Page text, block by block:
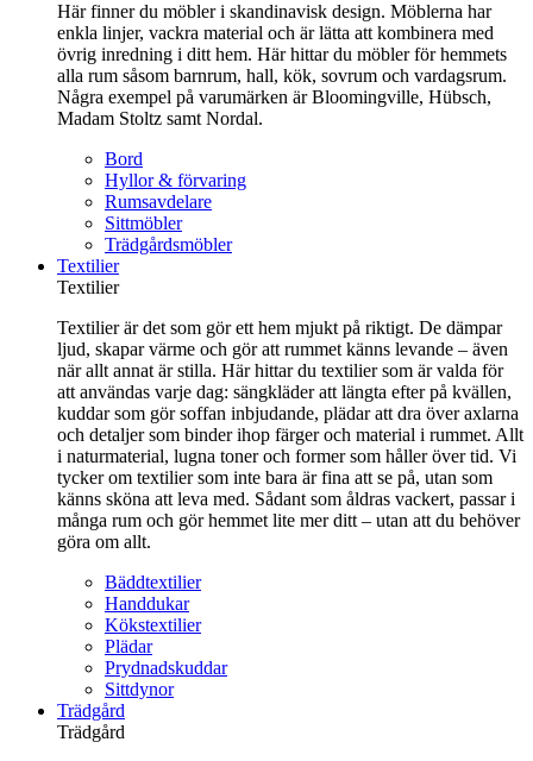
Här finner du möbler i skandinavisk design. Möblerna har
enkla linjer, vackra material och är lätta att kombinera med
övrig inredning i ditt hem. Här hittar du möbler för hemmets
alla rum såsom barnrum, hall, kök, sovrum och vardagsrum.
Några exempel på varumärken är Bloomingville, Hübsch,
Madam Stoltz samt Nordal.
Bord
Hyllor & förvaring
Rumsavdelare
Sittmöbler
Trädgårdsmöbler
Textilier
Textilier
Textilier är det som gör ett hem mjukt på riktigt. De dämpar
ljud, skapar värme och gör att rummet känns levande – även
när allt annat är stilla. Här hittar du textilier som är valda för
att användas varje dag: sängkläder att längta efter på kvällen,
kuddar som gör soffan inbjudande, plädar att dra över axlarna
och detaljer som binder ihop färger och material i rummet. Allt
i naturmaterial, lugna toner och former som håller över tid. Vi
tycker om textilier som inte bara är fina att se på, utan som
känns sköna att leva med. Sådant som åldras vackert, passar i
många rum och gör hemmet lite mer ditt – utan att du behöver
göra om allt.
Bäddtextilier
Handdukar
Kökstextilier
Plädar
Prydnadskuddar
Sittdynor
Trädgård
Trädgård